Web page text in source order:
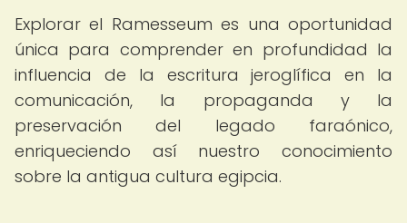
Explorar el Ramesseum es una oportunidad
única para comprender en profundidad la
influencia de la escritura jeroglífica en la
comunicación, la propaganda y la
preservación del legado faraónico,
enriqueciendo así nuestro conocimiento
sobre la antigua cultura egipcia.